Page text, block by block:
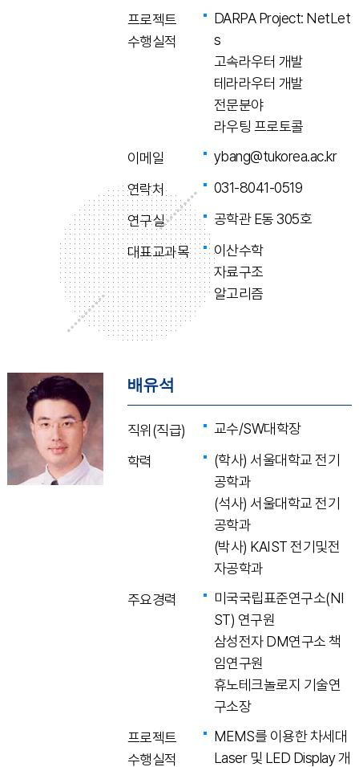
프로젝트
수행실적
DARPA Project: NetLet
s
고속라우터 개발
테라라우터 개발
전문분야
라우팅 프로토콜
이메일
ybang@tukorea.ac.kr
연락처
031-8041-0519
연구실
공학관 E동 305호
대표교과목
이산수학
자료구조
알고리즘
배유석
직위(직급)
교수/SW대학장
학력
(학사) 서울대학교 전기
공학과
(석사) 서울대학교 전기
공학과
(박사) KAIST 전기및전
자공학과
주요경력
미국국립표준연구소(NI
ST) 연구원
삼성전자 DM연구소 책
임연구원
휴노테크놀로지 기술연
구소장
프로젝트
수행실적
MEMS를 이용한 차세대
Laser 및 LED Display 개